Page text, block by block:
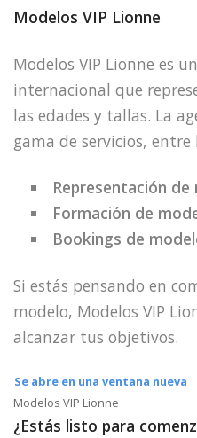
Modelos VIP Lionne
Modelos VIP Lionne es
internacional que
las edades y tallas. La
gama de servicios, entre
Representación de
Formación de
Bookings de
Si estás pensando en
modelo, Modelos VIP
alcanzar tus objetivos.
Se abre en una ventana nueva
Modelos VIP Lionne
¿Estás listo para